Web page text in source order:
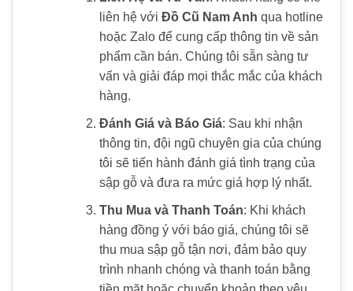
liên hệ với Đồ Cũ Nam Anh qua hotline
hoặc Zalo để cung cấp thông tin về sản
phẩm cần bán. Chúng tôi sẵn sàng tư
vấn và giải đáp mọi thắc mắc của khách
hàng.
Đánh Giá và Báo Giá: Sau khi nhận
thông tin, đội ngũ chuyên gia của chúng
tôi sẽ tiến hành đánh giá tình trạng của
sập gỗ và đưa ra mức giá hợp lý nhất.
Thu Mua và Thanh Toán: Khi khách
hàng đồng ý với báo giá, chúng tôi sẽ
thu mua sập gỗ tận nơi, đảm bảo quy
trình nhanh chóng và thanh toán bằng